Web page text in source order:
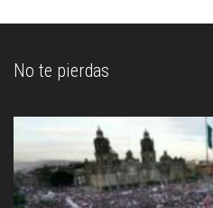
No te pierdas